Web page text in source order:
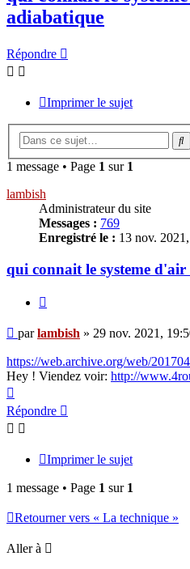
adiabatique
Répondre
Imprimer le sujet
1 message • Page 1 sur 1
lambish
Administrateur du site
Messages : 769
Enregistré le : 13 nov.
qui connait le systeme
Message
parlambish » 29 nov. 2021,
https://web.archive.org/web/
Hey ! Viendez voir: http://
Répondre
Imprimer le sujet
1 message • Page 1 sur 1
Retourner vers « La technique »
Aller à